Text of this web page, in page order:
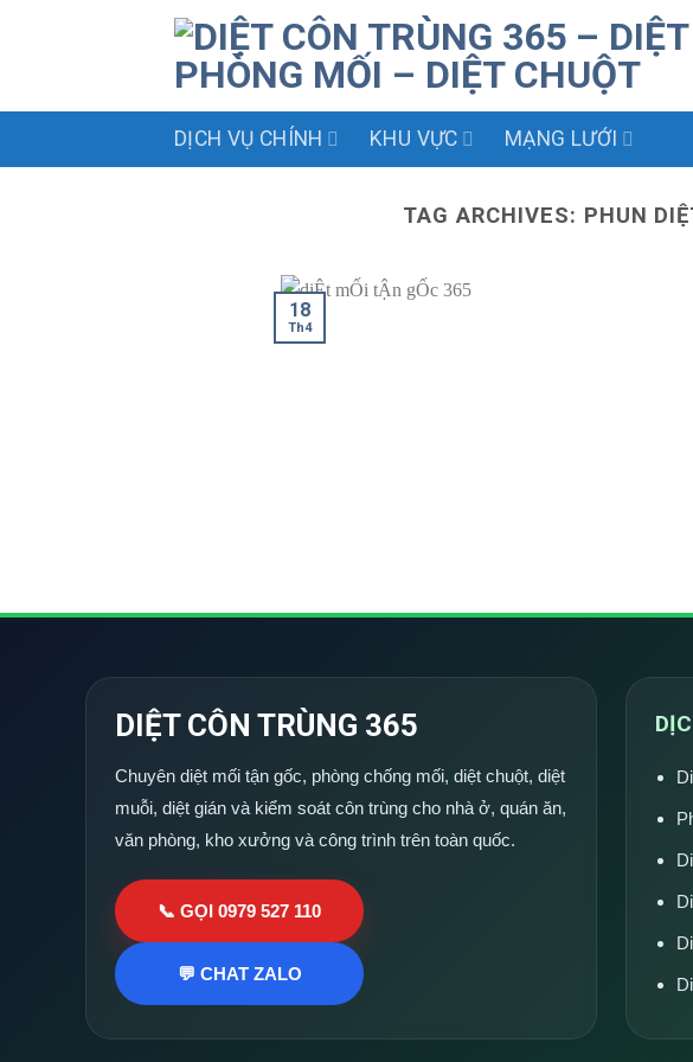
DỊCH VỤ CHÍNH KHU VỰC MẠNG LƯỚI
TAG ARCHIVES: PHUN
18
Th4
DIỆT CÔN TRÙNG 365
Chuyên diệt mối tận gốc, phòng chống mối, diệt chuột, diệt
muỗi, diệt gián và kiểm soát côn trùng cho nhà ở, quán ăn,
văn phòng, kho xưởng và công trình trên toàn quốc.
📞 GỌI 0979 527 110
💬 CHAT ZALO